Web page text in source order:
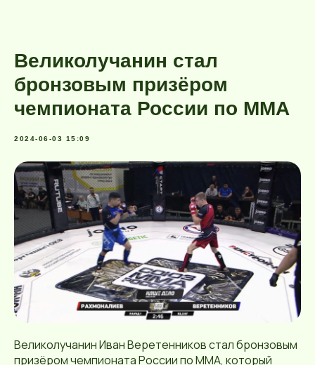
Великолучанин стал
бронзовым призёром
чемпионата России по ММА
2024-06-03 15:09
Великолучанин Иван Веретенников стал бронзовым
призёром чемпионата России по ММА, который